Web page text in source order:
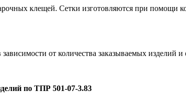
клещей. Сетки изготовляются при помощи
от количества заказываемых изделий
по ТПР 501-07-3.83